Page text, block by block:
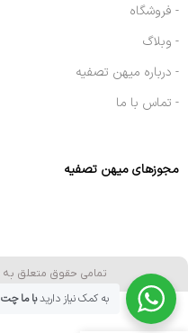
- فروشگاه
- وبلاگ
- درباره میهن تصفیه
- تماس با ما
مجوزهای میهن تصفیه
تمامی حقوق متعلق به
به کمک نیاز داریدبا ما چت